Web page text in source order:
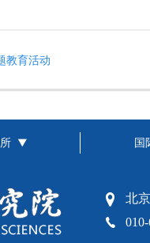
教育活动
国
北